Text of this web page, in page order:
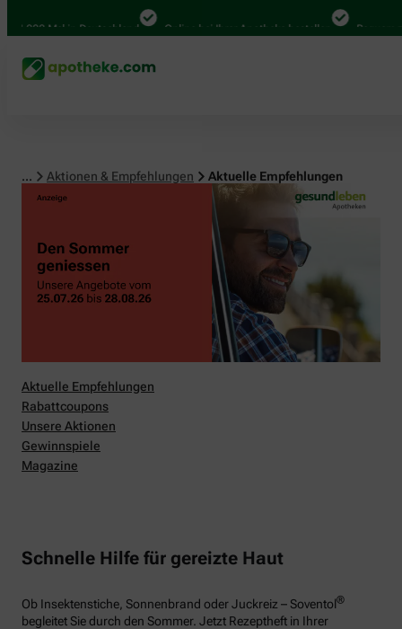
Mal in Deutschland Online bei Ihrer Apotheke bestellen Bequem
... Aktionen & Empfehlungen Aktuelle Empfehlungen
Aktuelle Empfehlungen
Rabattcoupons
Unsere Aktionen
Gewinnspiele
Magazine
Schnelle Hilfe für gereizte Haut
Ob Insektenstiche, Sonnenbrand oder Juckreiz – Soventol®
begleitet Sie durch den Sommer. Jetzt Rezeptheft in Ihrer